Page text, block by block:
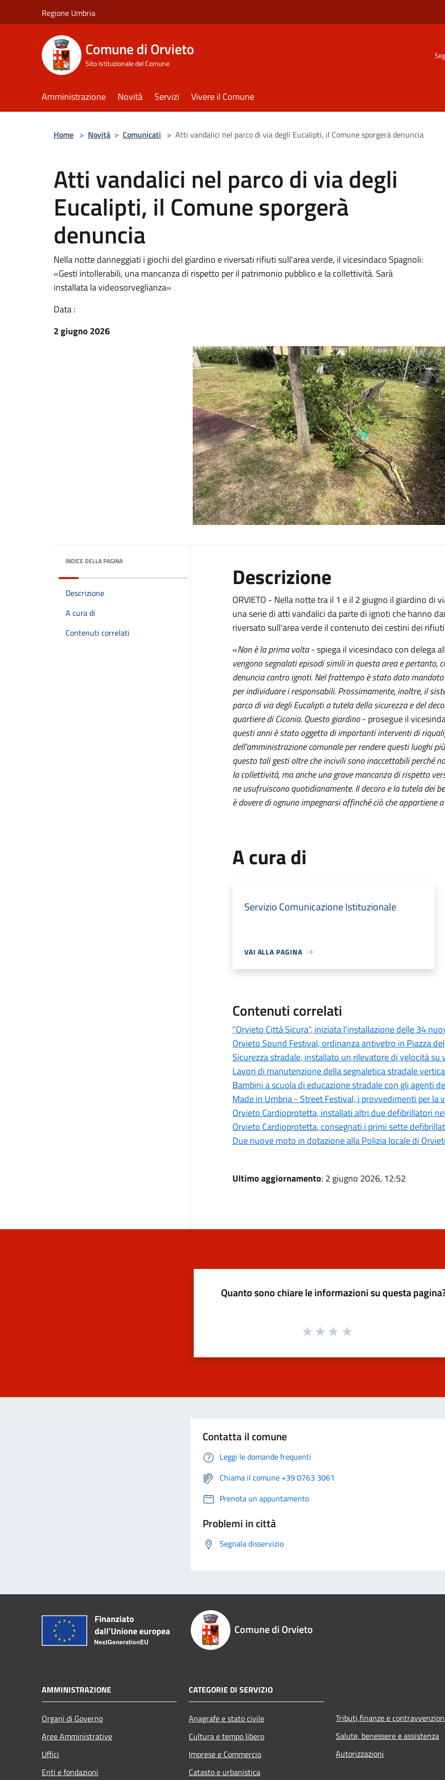
Regione Umbria
Comune di Orvieto
Sito istituzionale del Comune
Amministrazione Novità Servizi Vivere il Comune
Home > Novità > Comunicati > Atti vandalici nel parco di via degli Eucalipti, il Comune sporgerà denuncia
Atti vandalici nel parco di via degli
Eucalipti, il Comune sporgerà
denuncia
Nella notte danneggiati i giochi del giardino e riversati rifiuti sull'area verde, il vicesindaco Spagnoli:
«Gesti intollerabili, una mancanza di rispetto per il patrimonio pubblico e la collettività. Sarà
installata la videosorveglianza»
Data :
2 giugno 2026
INDICE DELLA PAGINA
Descrizione
A cura di
Contenuti correlati
Descrizione
ORVIETO - Nella notte tra il 1 e il 2 giugno il giardino di
una serie di atti vandalici da parte di ignoti che hanno
riversato sull'area verde il contenuto dei cestini dei
«Non è la prima volta- spiega il vicesindaco con delega
vengono segnalati episodi simili in questa area e pertanto,
denuncia contro ignoti. Nel frattempo è stato dato
per individuare i responsabili. Prossimamente, inoltre, il
parco di via degli Eucalipti a tutela della sicurezza e del
quartiere di Ciconia. Questo giardino- prosegue il
questi anni è stato oggetto di importanti interventi di
dell'amministrazione comunale per rendere questi luoghi
questo tali gesti oltre che incivili sono inaccettabili perché
la collettività, ma anche una grave mancanza di rispetto
ne usufruiscono quotidianamente. Il decoro e la tutela dei
è dovere di ognuno impegnarsi affinché ciò che
A cura di
Servizio Comunicazione Istituzionale
VAI ALLA PAGINA
Contenuti correlati
"Orvieto Città Sicura", iniziata l'installazione delle 34
Orvieto Sound Festival, ordinanza antivetro in Piazza
Sicurezza stradale, installato un rilevatore di velocità su
Lavori di manutenzione della segnaletica stradale
Bambini a scuola di educazione stradale con gli agenti
Made in Umbria - Street Festival, i provvedimenti per la
Orvieto Cardioprotetta, installati altri due defibrillatori
Orvieto Cardioprotetta, consegnati i primi sette
Due nuove moto in dotazione alla Polizia locale di
Ultimo aggiornamento: 2 giugno 2026, 12:52
Quanto sono chiare le informazioni su questa
Contatta il comune
Leggi le domande frequenti
Chiama il comune +39 0763 3061
Prenota un appuntamento
Problemi in città
Segnala disservizio
Comune di Orvieto
AMMINISTRAZIONE
Organi di Governo
Aree Amministrative
Uffici
Enti e fondazioni
CATEGORIE DI SERVIZIO
Anagrafe e stato civile
Cultura e tempo libero
Imprese e Commercio
Catasto e urbanistica
Tributi,finanze e
Salute, benessere e assistenza
Autorizzazioni